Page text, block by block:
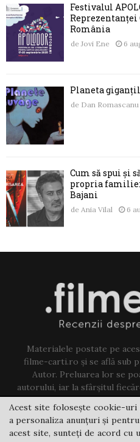
Festivalul
România
de Jovi Ene 6
Planeta
de Dan Romascanu
Cum să spui și
propria familie:
Bajani
de Ania Vilal 6
Materialele postate pe
filme-carti.ro și se află sub
Autor. Preluarea lor se
autorului, iar la sfârșitul
existe un link
Contact us:
Acest site folosește cookie-
a personaliza anunțuri și
acest site, sunteți de acord